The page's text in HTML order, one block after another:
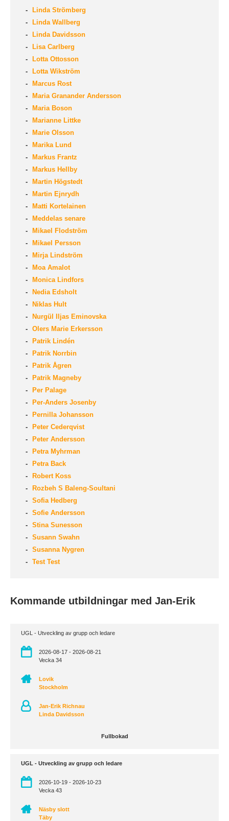
Linda Strömberg
Linda Wallberg
Linda Davidsson
Lisa Carlberg
Lotta Ottosson
Lotta Wikström
Marcus Rost
Maria Granander Andersson
Maria Boson
Marianne Littke
Marie Olsson
Marika Lund
Markus Frantz
Markus Hellby
Martin Högstedt
Martin Ejnrydh
Matti Kortelainen
Meddelas senare
Mikael Flodström
Mikael Persson
Mirja Lindström
Moa Amalot
Monica Lindfors
Nedia Edsholt
Niklas Hult
Nurgül Iljas Eminovska
Olers Marie Erkersson
Patrik Lindén
Patrik Norrbin
Patrik Ågren
Patrik Magneby
Per Palage
Per-Anders Josenby
Pernilla Johansson
Peter Cederqvist
Peter Andersson
Petra Myhrman
Petra Back
Robert Koss
Rozbeh S Baleng-Soultani
Sofia Hedberg
Sofie Andersson
Stina Sunesson
Susann Swahn
Susanna Nygren
Test Test
Kommande utbildningar med Jan-Erik
UGL - Utveckling av grupp och ledare
2026-08-17 - 2026-08-21
Vecka 34
Lovik
Stockholm
Jan-Erik Richnau
Linda Davidsson
Fullbokad
UGL - Utveckling av grupp och ledare
2026-10-19 - 2026-10-23
Vecka 43
Näsby slott
Täby